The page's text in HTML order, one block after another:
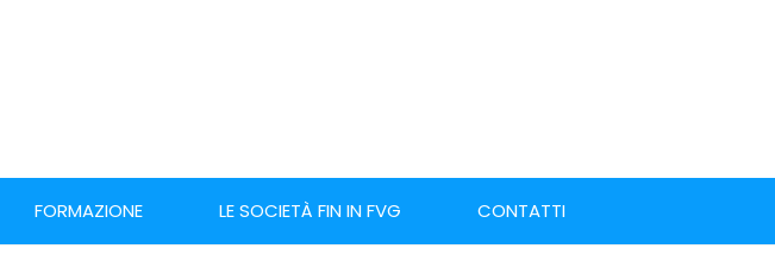
FORMAZIONE LE SOCIETÀ FIN IN FVG CONTATTI